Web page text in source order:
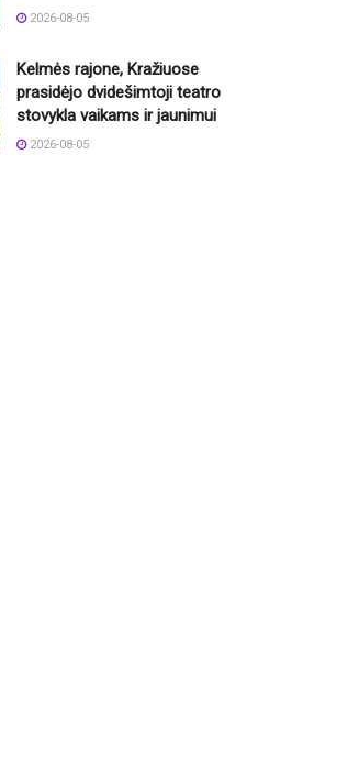
2026-08-05
Kelmės rajone, Kražiuose
prasidėjo dvidešimtoji teatro
stovykla vaikams ir jaunimui
2026-08-05